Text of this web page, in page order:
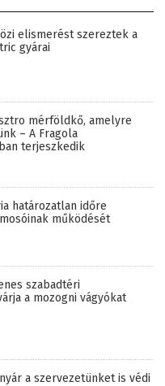
elismerést szereztek a
gyárai
mérföldkő, amelyre
– A Fragola
terjeszkedik
határozatlan időre
működését
szabadtéri
a mozogni vágyókat
a szervezetünket is védi